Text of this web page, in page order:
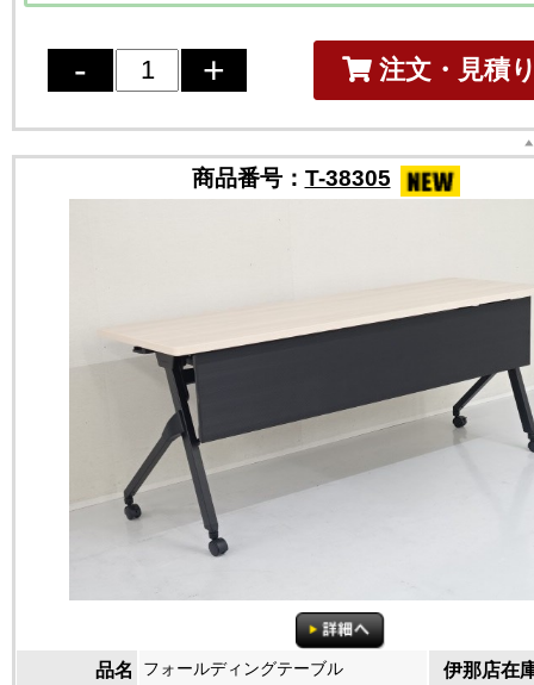
注文・見積
商品番号： T-38305
品名 フォールディングテーブル 伊那店在